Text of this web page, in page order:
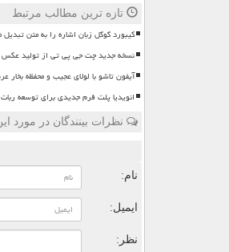
تازه ترین مطالب مرتبط
کیبورد گوگل زبان اشاره را به متن تبدیل
نسخه جدید چت جی پی تی از تولید عکس
آیفون تاشو با لولای عجیب و محفظه بخار
انویدیا پلت فرم جدیدی برای توسعه ربات
نظرات بینندگان در مورد
نام:
ایمیل:
نظر: